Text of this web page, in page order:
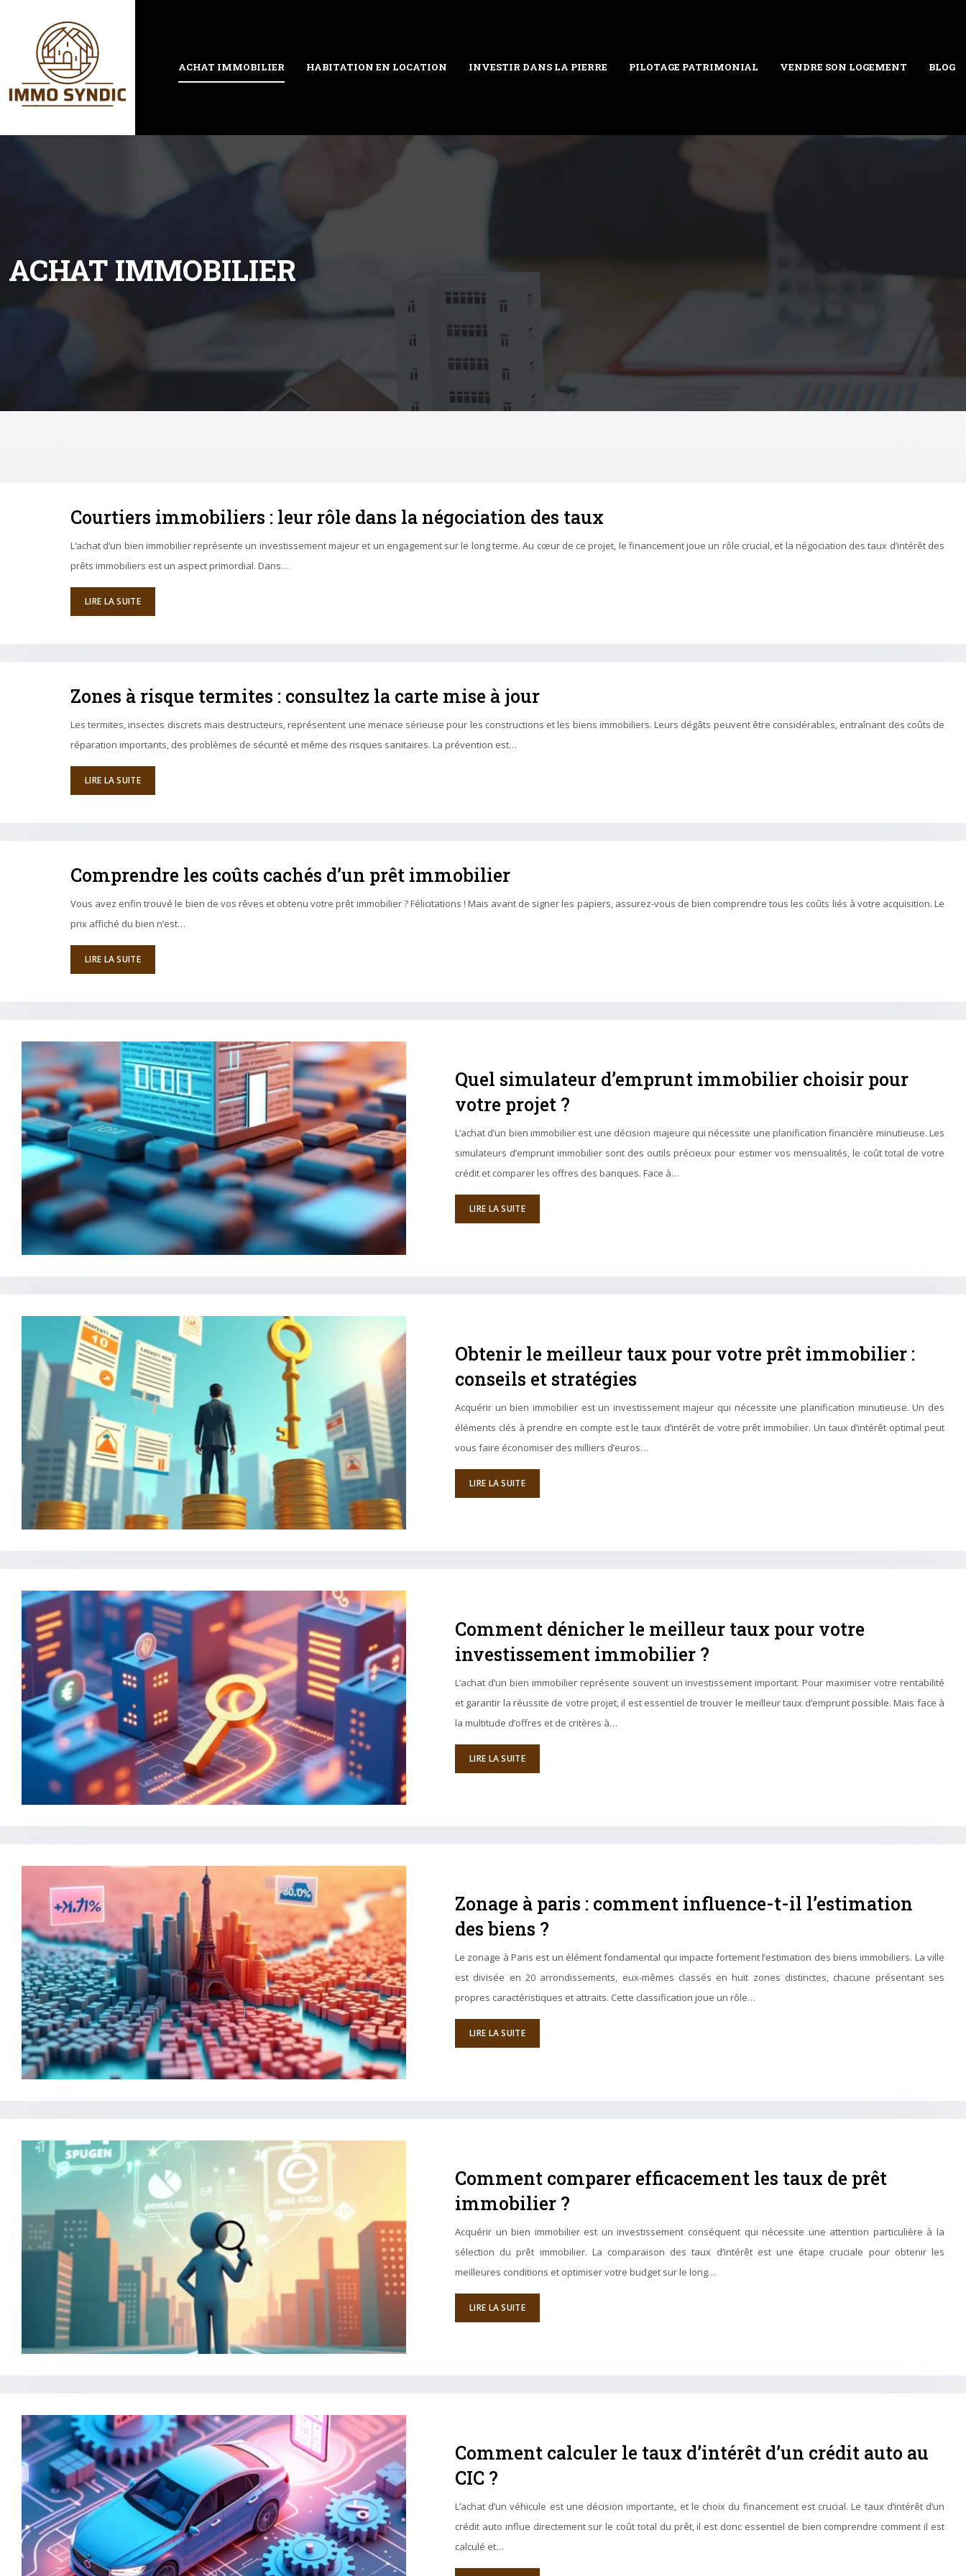
ACHAT IMMOBILIER HABITATION EN LOCATION INVESTIR DANS LA PIERRE PILOTAGE PATRIMONIAL VENDRE SON LOGEMENT BLOG
ACHAT IMMOBILIER
Courtiers immobiliers : leur rôle dans la négociation des taux
L’achat d’un bien immobilier représente un investissement majeur et un engagement sur le long terme. Au cœur de ce projet, le financement joue un rôle crucial, et la négociation des taux d’intérêt des
prêts immobiliers est un aspect primordial. Dans…
LIRE LA SUITE
Zones à risque termites : consultez la carte mise à jour
Les termites, insectes discrets mais destructeurs, représentent une menace sérieuse pour les constructions et les biens immobiliers. Leurs dégâts peuvent être considérables, entraînant des coûts de
réparation importants, des problèmes de sécurité et même des risques sanitaires. La prévention est…
LIRE LA SUITE
Comprendre les coûts cachés d’un prêt immobilier
Vous avez enfin trouvé le bien de vos rêves et obtenu votre prêt immobilier ? Félicitations ! Mais avant de signer les papiers, assurez-vous de bien comprendre tous les coûts liés à votre acquisition. Le
prix affiché du bien n’est…
LIRE LA SUITE
Quel simulateur d’emprunt immobilier choisir pour
votre projet ?
L’achat d’un bien immobilier est une décision majeure qui nécessite une planification financière minutieuse. Les
simulateurs d’emprunt immobilier sont des outils précieux pour estimer vos mensualités, le coût total de votre
crédit et comparer les offres des banques. Face à…
LIRE LA SUITE
Obtenir le meilleur taux pour votre prêt immobilier :
conseils et stratégies
Acquérir un bien immobilier est un investissement majeur qui nécessite une planification minutieuse. Un des
éléments clés à prendre en compte est le taux d’intérêt de votre prêt immobilier. Un taux d’intérêt optimal peut
vous faire économiser des milliers d’euros…
LIRE LA SUITE
Comment dénicher le meilleur taux pour votre
investissement immobilier ?
L’achat d’un bien immobilier représente souvent un investissement important. Pour maximiser votre rentabilité
et garantir la réussite de votre projet, il est essentiel de trouver le meilleur taux d’emprunt possible. Mais face à
la multitude d’offres et de critères à…
LIRE LA SUITE
Zonage à paris : comment influence-t-il l’estimation
des biens ?
Le zonage à Paris est un élément fondamental qui impacte fortement l’estimation des biens immobiliers. La ville
est divisée en 20 arrondissements, eux-mêmes classés en huit zones distinctes, chacune présentant ses
propres caractéristiques et attraits. Cette classification joue un rôle…
LIRE LA SUITE
Comment comparer efficacement les taux de prêt
immobilier ?
Acquérir un bien immobilier est un investissement conséquent qui nécessite une attention particulière à la
sélection du prêt immobilier. La comparaison des taux d’intérêt est une étape cruciale pour obtenir les
meilleures conditions et optimiser votre budget sur le long…
LIRE LA SUITE
Comment calculer le taux d’intérêt d’un crédit auto au
CIC ?
L’achat d’un véhicule est une décision importante, et le choix du financement est crucial. Le taux d’intérêt d’un
crédit auto influe directement sur le coût total du prêt, il est donc essentiel de bien comprendre comment il est
calculé et…